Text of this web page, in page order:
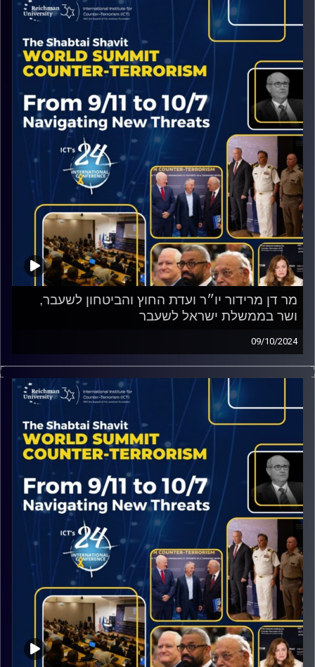
מר דן מרידור יו״ר ועדת החוץ והביטחון לשעבר,
ושר בממשלת ישראל לשעבר
09/10/2024
כמי שחידש את תפיסת הביטחון של מדינת ישראל, מר מרידור
הסביר לנו מה הלקחים העיקריים שיש ליישם מאסון השבעה
קרדיט תמונות:ICT